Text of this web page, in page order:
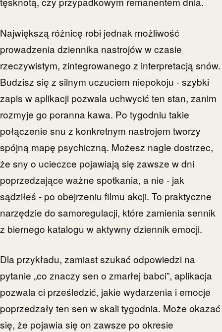
Największą różnicę robi jednak możliwość
prowadzenia dziennika nastrojów w czasie
rzeczywistym, zintegrowanego z interpretacją snów.
Budzisz się z silnym uczuciem niepokoju - szybki
zapis w aplikacji pozwala uchwycić ten stan, zanim
rozmyje go poranna kawa. Po tygodniu takie
połączenie snu z konkretnym nastrojem tworzy
spójną mapę psychiczną. Możesz nagle dostrzec,
że sny o ucieczce pojawiają się zawsze w dni
poprzedzające ważne spotkania, a nie - jak
sądziłeś - po obejrzeniu filmu akcji. To praktyczne
narzędzie do samoregulacji, które zamienia sennik
z biernego katalogu w aktywny dziennik emocji.
Dla przykładu, zamiast szukać odpowiedzi na
pytanie „co znaczy sen o zmarłej babci”, aplikacja
pozwala ci prześledzić, jakie wydarzenia i emocje
poprzedzały ten sen w skali tygodnia. Może okazać
się, że pojawia się on zawsze po okresie